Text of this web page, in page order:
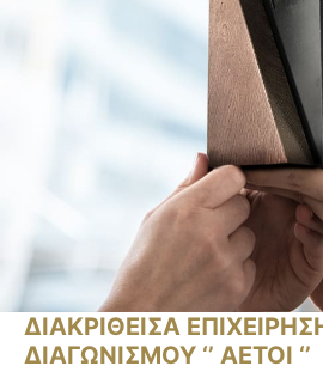
ΔΙΑΚΡΙΘΕΙΣΑ
ΔΙΑΓΩΝΙΣΜΟΥ ‘’ ΑΕΤΟΙ ‘’